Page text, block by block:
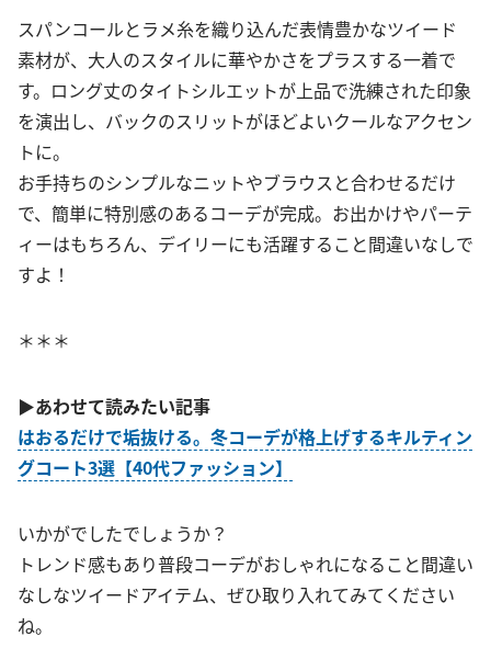
スパンコールとラメ糸を織り込んだ表情豊かなツイード
素材が、大人のスタイルに華やかさをプラスする一着で
す。ロング丈のタイトシルエットが上品で洗練された印象
を演出し、バックのスリットがほどよいクールなアクセン
トに。
お手持ちのシンプルなニットやブラウスと合わせるだけ
で、簡単に特別感のあるコーデが完成。お出かけやパーテ
ィーはもちろん、デイリーにも活躍すること間違いなしで
すよ！
＊＊＊
▶あわせて読みたい記事
はおるだけで垢抜ける。冬コーデが格上げするキルティン
グコート3選【40代ファッション】
いかがでしたでしょうか？
トレンド感もあり普段コーデがおしゃれになること間違い
なしなツイードアイテム、ぜひ取り入れてみてください
ね。